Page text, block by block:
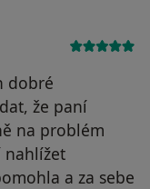
dobré
že paní
na problém
nahlížet
a za sebe